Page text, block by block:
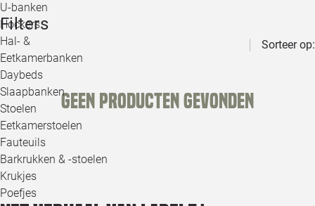
U-banken
Hockers
Hal- &
Eetkamerbanken
Daybeds
Slaapbanken
Stoelen
Eetkamerstoelen
Fauteuils
Barkrukken & -stoelen
Krukjes
Poefjes
Filters
Sorteer op:
Geen producten gevonden